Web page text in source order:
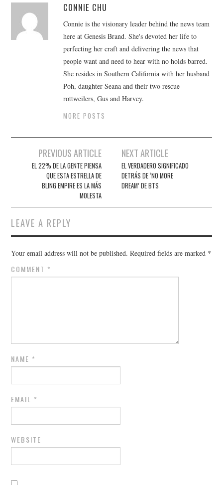
CONNIE CHU
Connie is the visionary leader behind the news team
here at Genesis Brand. She's devoted her life to
perfecting her craft and delivering the news that
people want and need to hear with no holds barred.
She resides in Southern California with her husband
Poh, daughter Seana and their two rescue
rottweilers, Gus and Harvey.
MORE POSTS
navigation
PREVIOUS ARTICLE
EL 22% DE LA GENTE PIENSA
QUE ESTA ESTRELLA DE
BLING EMPIRE ES LA MÁS
MOLESTA
NEXT ARTICLE
EL VERDADERO SIGNIFICADO
DETRÁS DE ‘NO MORE
DREAM’ DE BTS
LEAVE A REPLY
Your email address will not be published. Required fields are marked *
COMMENT *
NAME *
EMAIL *
WEBSITE